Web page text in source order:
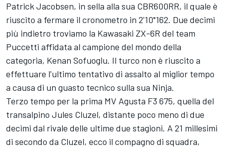
Patrick Jacobsen, in sella alla sua CBR600RR, il quale è
riuscito a fermare il cronometro in 2'10"162. Due decimi
più indietro troviamo la Kawasaki ZX-6R del team
Puccetti affidata al campione del mondo della
categoria, Kenan Sofuoglu. Il turco non è riuscito a
effettuare l'ultimo tentativo di assalto al miglior tempo
a causa di un guasto tecnico sulla sua Ninja.
Terzo tempo per la prima MV Agusta F3 675, quella del
transalpino Jules Cluzel, distante poco meno di due
decimi dal rivale delle ultime due stagioni. A 21 millesimi
di secondo da Cluzel, ecco il compagno di squadra,